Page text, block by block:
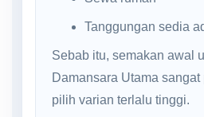
Tanggungan sedia
Sebab itu, semakan awal
Damansara Utama
pilih varian terlalu tinggi.